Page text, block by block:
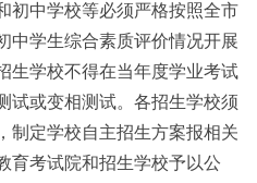
初中学校等必须严格按照全市
中学生综合素质评价情况开展
生学校不得在当年度学业考试
试或变相测试。各招生学校须
制定学校自主招生方案报相关
育考试院和招生学校予以公